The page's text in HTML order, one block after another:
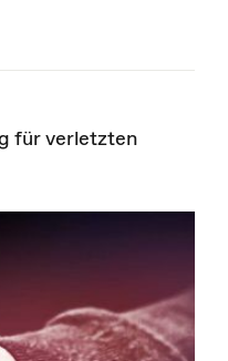
für verletzten